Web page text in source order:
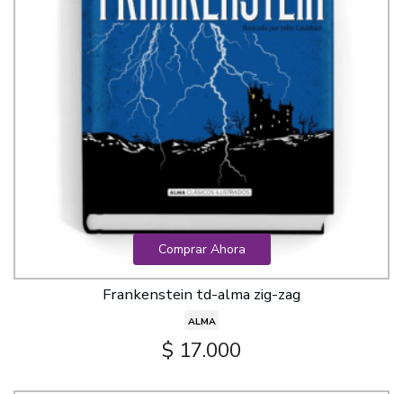
Comprar Ahora
Frankenstein td-alma zig-zag
ALMA
$ 17.000